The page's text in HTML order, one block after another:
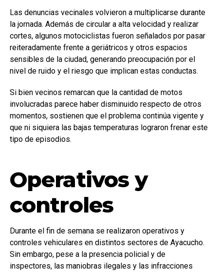
Las denuncias vecinales volvieron a multiplicarse durante
la jornada. Además de circular a alta velocidad y realizar
cortes, algunos motociclistas fueron señalados por pasar
reiteradamente frente a geriátricos y otros espacios
sensibles de la ciudad, generando preocupación por el
nivel de ruido y el riesgo que implican estas conductas.
Si bien vecinos remarcan que la cantidad de motos
involucradas parece haber disminuido respecto de otros
momentos, sostienen que el problema continúa vigente y
que ni siquiera las bajas temperaturas lograron frenar este
tipo de episodios.
Operativos y
controles
Durante el fin de semana se realizaron operativos y
controles vehiculares en distintos sectores de Ayacucho.
Sin embargo, pese a la presencia policial y de
inspectores, las maniobras ilegales y las infracciones